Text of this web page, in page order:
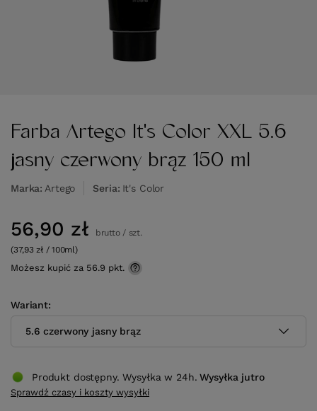
Farba Artego It's Color XXL 5.6
jasny czerwony brąz 150 ml
Marka Artego Seria It's Color
Wariant
5.6 czerwony jasny brąz
56,90 zł brutto/ szt.
(37,93 zł / 100ml)
Możesz kupić za 56.9 pkt.
Produkt dostępny. Wysyłka w 24h. Wysyłka jutro
Sprawdź czasy i koszty wysyłki